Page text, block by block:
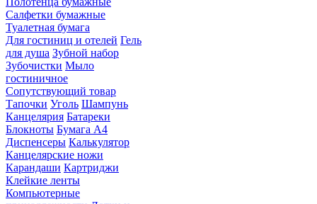
Салфетки бумажные
Туалетная бумага
Для гостиниц и отелей Гель
для душа Зубной набор
Зубочистки Мыло
гостиничное
Сопутствующий товар
Тапочки Уголь Шампунь
Канцелярия Батареки
Блокноты Бумага А4
Диспенсеры Калькулятор
Канцелярские ножи
Карандаши Картриджи
Клейкие ленты
Компьютерные